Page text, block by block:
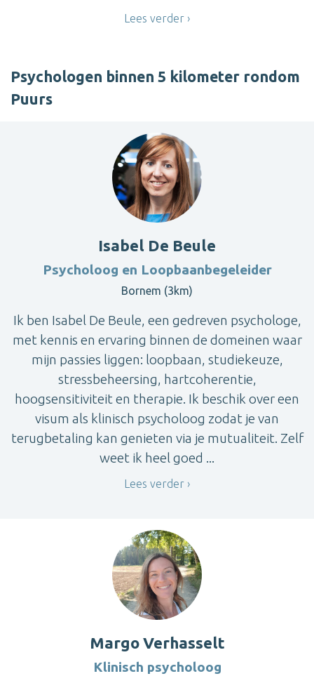
Lees verder
Psychologen binnen 5 kilometer rondom
Puurs
Isabel De Beule
Psycholoog en Loopbaanbegeleider
Bornem (3km)
Ik ben Isabel De Beule, een gedreven psychologe,
met kennis en ervaring binnen de domeinen waar
mijn passies liggen: loopbaan, studiekeuze,
stressbeheersing, hartcoherentie,
hoogsensitiviteit en therapie. Ik beschik over een
visum als klinisch psycholoog zodat je van
terugbetaling kan genieten via je mutualiteit. Zelf
weet ik heel goed ...
Lees verder
Margo Verhasselt
Klinisch psycholoog